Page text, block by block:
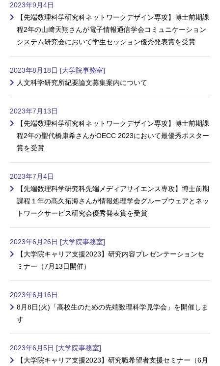
2023年9月4日
【先端数理科学研究科ネットワークデザイン専攻】博士前期課
程2年の山﨑天翔さんが電子情報通信学会コミュニケーション
システム研究会において学生セッション優秀発表賞を受賞
2023年8月18日 [大学院事務室]
人文科学研究所紀要論文募集案内について
2023年7月13日
【先端数理科学研究科ネットワークデザイン専攻】博士前期課
程2年の聖代橋康希さんがOECC 2023において最優秀ポスター
賞を受賞
2023年7月4日
【先端数理科学研究科先端メディアサイエンス専攻】博士前期
課程１年の髙久拓海さんが情報処理学会グループウェアとネッ
トワークサービス研究会優秀発表賞を受賞
2023年6月26日 [大学院事務室]
【大学院キャリア支援2023】研究内容プレゼンテーションセ
ミナー（7月13日開催）
2023年6月16日
8月8日(火)「高校生のための先端数理科学見学会」を開催しま
す
2023年6月5日 [大学院事務室]
【大学院キャリア支援2023】研究職希望者支援セミナー（6月